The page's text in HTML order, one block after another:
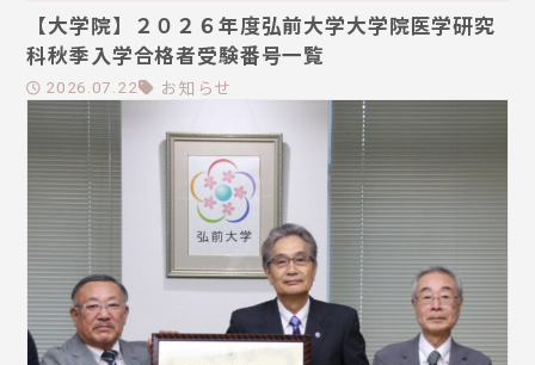
【大学院】２０２６年度弘前大学大学院医学研究
科秋季入学合格者受験番号一覧
2026.07.22 お知らせ